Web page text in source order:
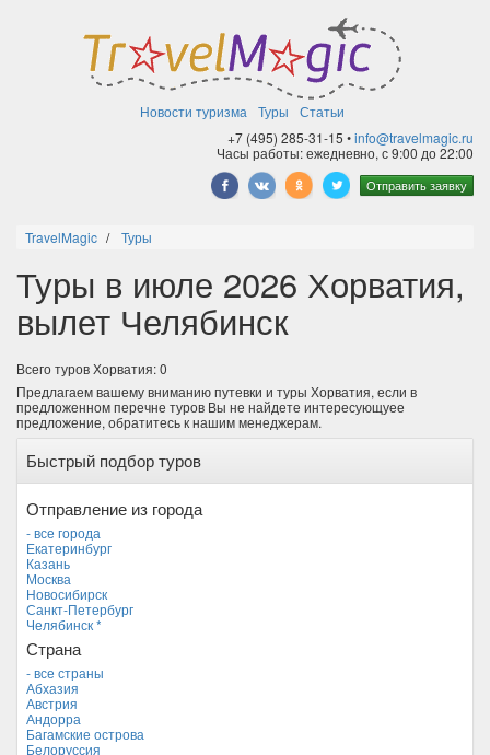
Новости туризма Туры
Статьи
+7 (495) 285-31-15 •info@travelmagic.ru
Часы работы: ежедневно, с 9:00 до 22:00
Отправить заявку
TravelMagic Туры
Туры в июле 2026 Хорватия,
вылет Челябинск
Всего туров Хорватия: 0
Предлагаем вашему вниманию путевки и туры Хорватия, если в
предложенном перечне туров Вы не найдете интересующуее
предложение, обратитесь к нашим менеджерам.
Быстрый подбор туров
Отправление из города
- все города
Екатеринбург
Казань
Москва
Новосибирск
Санкт-Петербург
Челябинск *
Страна
- все страны
Абхазия
Австрия
Андорра
Багамские острова
Белоруссия